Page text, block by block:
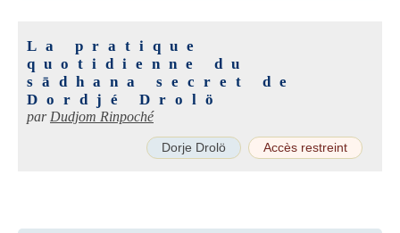
La pratique
quotidienne du
sādhana secret de
Dordjé Drolö
parDudjom Rinpoché
Dorje Drolö Accès restreint